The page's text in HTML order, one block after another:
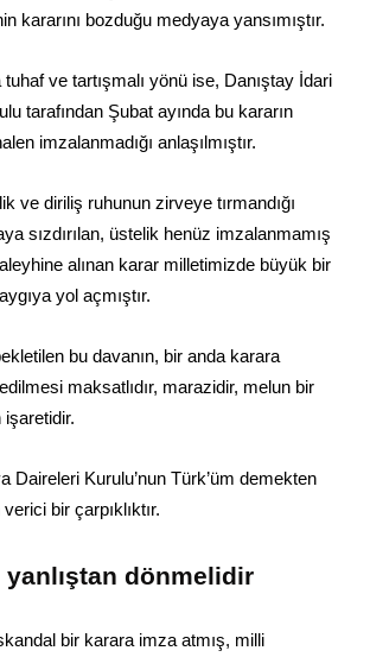
kararını bozduğu medyaya yansımıştır.
ve tartışmalı yönü ise, Danıştay İdari
tarafından Şubat ayında bu kararın
imzalanmadığı anlaşılmıştır.
ve diriliş ruhunun zirveye tırmandığı
sızdırılan, üstelik henüz imzalanmamış
alınan karar milletimizde büyük bir
yol açmıştır.
bu davanın, bir anda karara
maksatlıdır, marazidir, melun bir
Daireleri Kurulu’nun Türk’üm demekten
bir çarpıklıktır.
yanlıştan dönmelidir
bir karara imza atmış, milli